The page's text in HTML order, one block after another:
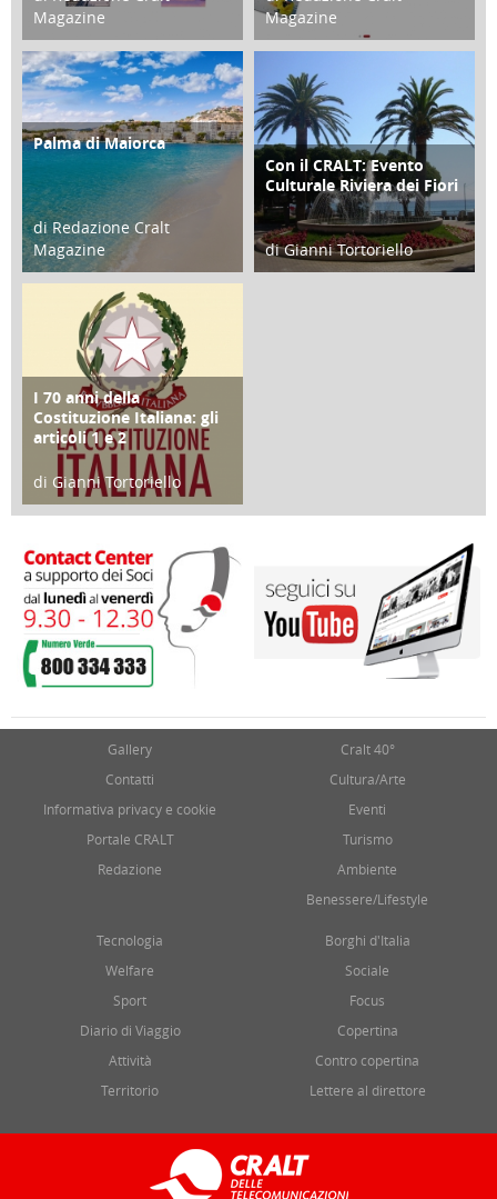
Magazine
21 Novembre 2023
Magazine
07 Marzo 2023
ATTIVITÀ
Palma di Maiorca
di Redazione Cralt
Magazine
25 Giugno 2016
ATTIVITÀ
Con il CRALT: Evento
Culturale Riviera dei Fiori
di Gianni Tortoriello
FOCUS
I 70 anni della
Costituzione Italiana: gli
articoli 1 e 2
di Gianni Tortoriello
17 Marzo 2018
Gallery
Contatti
Informativa privacy e cookie
Portale CRALT
Redazione
Cralt 40°
Cultura/Arte
Eventi
Turismo
Ambiente
Benessere/Lifestyle
Tecnologia
Welfare
Sport
Diario di Viaggio
Attività
Territorio
Borghi d'Italia
Sociale
Focus
Copertina
Contro copertina
Lettere al direttore